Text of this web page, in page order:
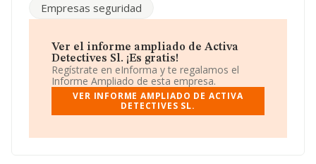
La empresaActiva Detectives S.L, con NIF
390, (08013), Barcelona, Cataluña.
En base a la información de la que dispone INFORMA
sobre 26.323 compañías, a nivel nacional la facturación
asciende a 11.946 millones de euros y la media entre
todas las compañías es de 453 mil euros de ventas en
2003. Para aportar ulterior información de interés en el
de 18 años. La media de empleados es de 4.
Empresas seguridad
Ver el informe ampliado de Activa
Detectives Sl. ¡Es gratis!
Regístrate en eInforma y te regalamos el
Informe Ampliado de esta empresa.
VER INFORME AMPLIADO DE ACTIVA
DETECTIVES SL.